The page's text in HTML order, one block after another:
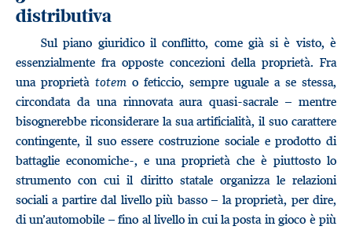
distributiva
Sul piano giuridico il conflitto, come già si è visto, è
essenzialmente fra opposte concezioni della proprietà. Fra
una proprietà totem o feticcio, sempre uguale a se stessa,
circondata da una rinnovata aura quasi-sacrale – mentre
bisognerebbe riconsiderare la sua artificialità, il suo carattere
contingente, il suo essere costruzione sociale e prodotto di
battaglie economiche-, e una proprietà che è piuttosto lo
strumento con cui il diritto statale organizza le relazioni
sociali a partire dal livello più basso – la proprietà, per dire,
di un’automobile – fino al livello in cui la posta in gioco è più